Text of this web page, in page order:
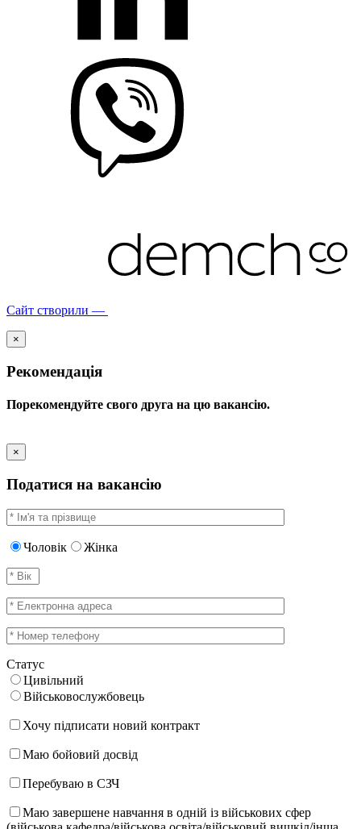
Сайт створили —
×
Рекомендація
Порекомендуйте свого друга на цю вакансію.
×
Податися на вакансію
Чоловік Жінка
Статус
Цивільний
Військовослужбовець
Хочу підписати новий контракт
Маю бойовий досвід
Перебуваю в СЗЧ
Маю завершене навчання в одній із військових сфер